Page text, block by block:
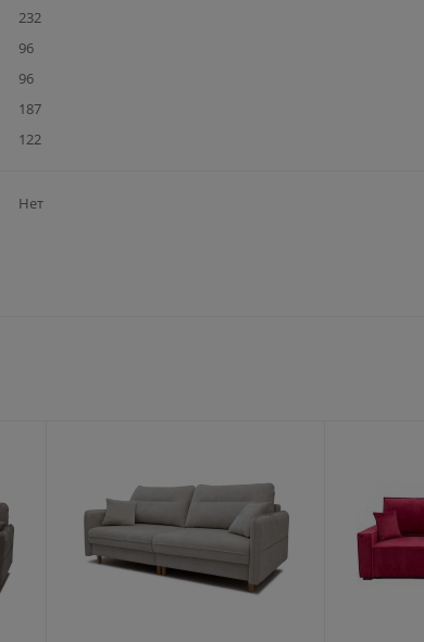
232
96
96
187
122
Нет